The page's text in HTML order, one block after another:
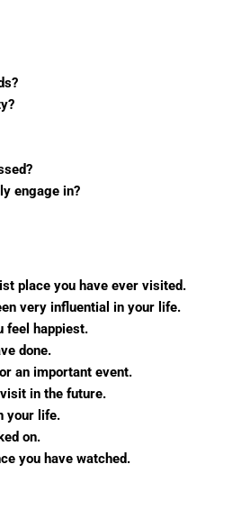
engage in?
place you have ever visited.
very influential in your life.
feel happiest.
done.
an important event.
in the future.
your life.
on.
you have watched.